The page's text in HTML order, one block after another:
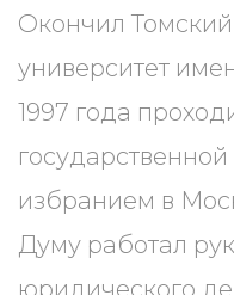
Окончил
университет
1997 года
избранием в
Думу работал
юридического